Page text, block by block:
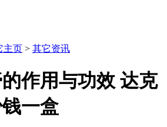
主页 > 其它资讯
作用与功效 达克
一盒